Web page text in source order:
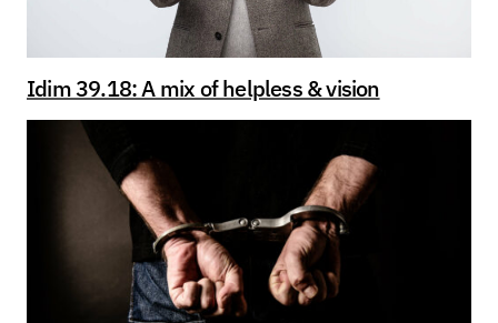
Idim 39.18: A mix of helpless & vision